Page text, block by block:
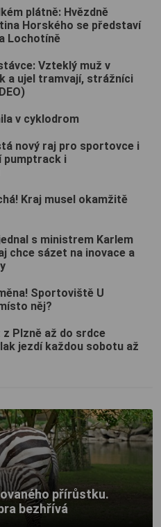
plátně: Hvězdně
Horského se představí
Lochotíně
Vzteklý muž v
a ujel tramvají, strážníci
v cyklodrom
nový raj pro sportovce i
pumptrack i
Kraj musel okamžitě
s ministrem Karlem
chce sázet na inovace a
Sportoviště U
něj?
Plzně až do srdce
jezdí každou sobotu až
přírůstku.
bezhřívá